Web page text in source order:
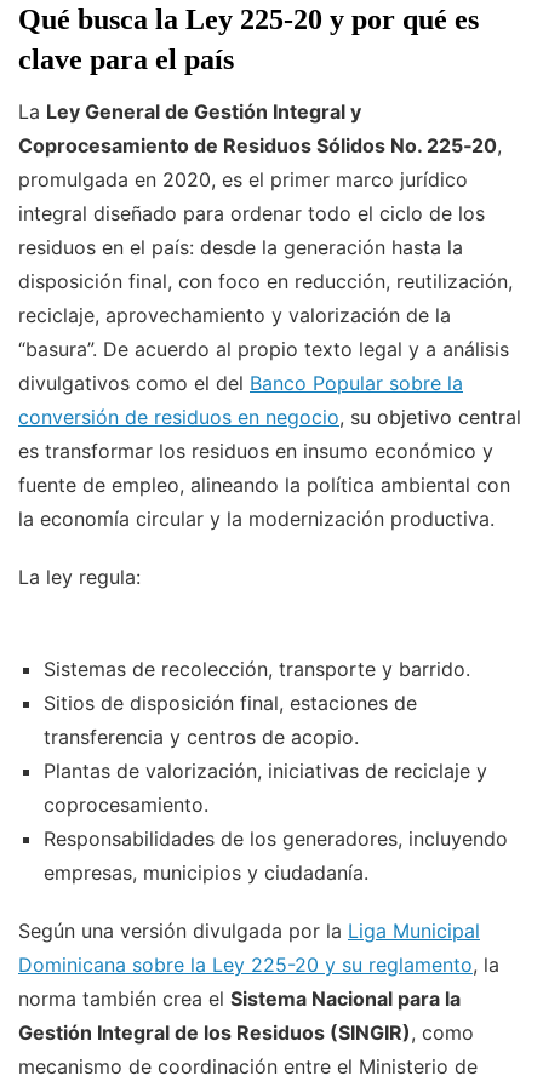
Qué busca la Ley 225‑20 y por qué es
clave para el país
La Ley General de Gestión Integral y
Coprocesamiento de Residuos Sólidos No. 225‑20,
promulgada en 2020, es el primer marco jurídico
integral diseñado para ordenar todo el ciclo de los
residuos en el país: desde la generación hasta la
disposición final, con foco en reducción, reutilización,
reciclaje, aprovechamiento y valorización de la
“basura”. De acuerdo al propio texto legal y a análisis
divulgativos como el del Banco Popular sobre la
conversión de residuos en negocio, su objetivo central
es transformar los residuos en insumo económico y
fuente de empleo, alineando la política ambiental con
la economía circular y la modernización productiva.
La ley regula:
Sistemas de recolección, transporte y barrido.
Sitios de disposición final, estaciones de
transferencia y centros de acopio.
Plantas de valorización, iniciativas de reciclaje y
coprocesamiento.
Responsabilidades de los generadores, incluyendo
empresas, municipios y ciudadanía.
Según una versión divulgada por la Liga Municipal
Dominicana sobre la Ley 225-20 y su reglamento, la
norma también crea el Sistema Nacional para la
Gestión Integral de los Residuos (SINGIR), como
mecanismo de coordinación entre el Ministerio de